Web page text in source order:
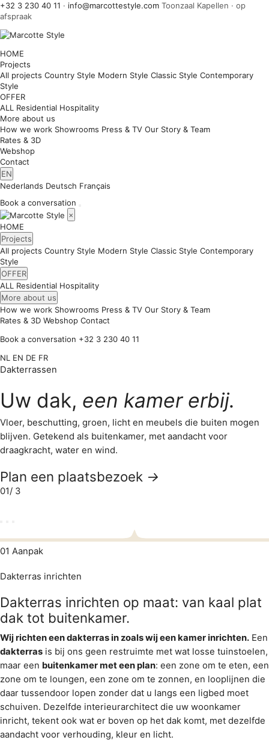
+32 3 230 40 11 · info@marcottestyle.com Toonzaal Kapellen · op
afspraak
HOME
Projects
All projects Country Style Modern Style Classic Style Contemporary
Style
OFFER
ALL Residential Hospitality
More about us
How we work Showrooms Press & TV Our Story & Team
Rates & 3D
Webshop
Contact
EN
Nederlands Deutsch Français
Book a conversation
×
HOME
Projects
All projects Country Style Modern Style Classic Style Contemporary
Style
OFFER
ALL Residential Hospitality
More about us
How we work Showrooms Press & TV Our Story & Team
Rates & 3D Webshop Contact
Book a conversation +32 3 230 40 11
NL EN DE FR
Dakterrassen
Uw dak, een kamer erbij.
Vloer, beschutting, groen, licht en meubels die buiten mogen
blijven. Getekend als buitenkamer, met aandacht voor
draagkracht, water en wind.
Plan een plaatsbezoek →
01/ 3
01 Aanpak
Dakterras inrichten
Dakterras inrichten op maat: van kaal plat
dak tot buitenkamer.
Wij richten een dakterras in zoals wij een kamer inrichten. Een
dakterras is bij ons geen restruimte met wat losse tuinstoelen,
maar een buitenkamer met een plan: een zone om te eten, een
zone om te loungen, een zone om te zonnen, en looplijnen die
daar tussendoor lopen zonder dat u langs een ligbed moet
schuiven. Dezelfde interieurarchitect die uw woonkamer
inricht, tekent ook wat er boven op het dak komt, met dezelfde
aandacht voor verhouding, kleur en licht.